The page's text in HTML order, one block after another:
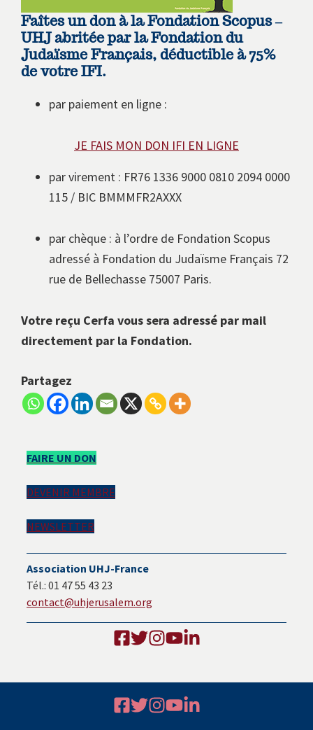
Faîtes un don à la Fondation Scopus –
UHJ abritée par la Fondation du
Judaïsme Français, déductible à 75%
de votre IFI.
par paiement en ligne :
JE FAIS MON DON IFI EN LIGNE
par virement : FR76 1336 9000 0810 2094 0000
115 / BIC BMMMFR2AXXX
par chèque : à l’ordre de Fondation Scopus
adressé à Fondation du Judaïsme Français 72
rue de Bellechasse 75007 Paris.
Votre reçu Cerfa vous sera adressé par mail
directement par la Fondation.
Partagez
Barre
principale
FAIRE UN DON
DEVENIR MEMBRE
NEWSLETTER
Association UHJ-France
Tél.: 01 47 55 43 23
contact@uhjerusalem.org